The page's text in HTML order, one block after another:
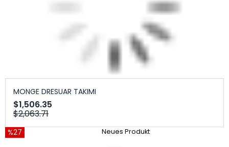
MONGE DRESUAR TAKIMI
$1,506.35
$2,063.71
%27 Neues Produkt